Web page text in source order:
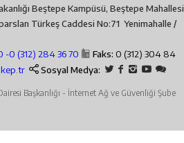
Beştepe Kampüsü, Beştepe
Türkeş Caddesi No:71 Yenimahalle /
-0 (312) 284 36 70 Faks: 0 (312) 304 84
Sosyal Medya:
Başkanlığı - İnternet Ağ ve Güvenliği Şube